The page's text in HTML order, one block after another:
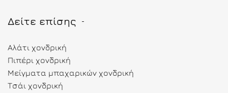
Δείτε επίσης
Αλάτι χονδρική
Πιπέρι χονδρική
Μείγματα μπαχαρικών χονδρική
Τσάι χονδρική